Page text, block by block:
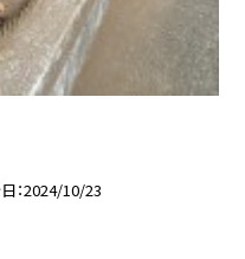
2024/10/23